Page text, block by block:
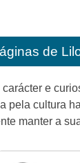
de
e
pela cultura
manter a